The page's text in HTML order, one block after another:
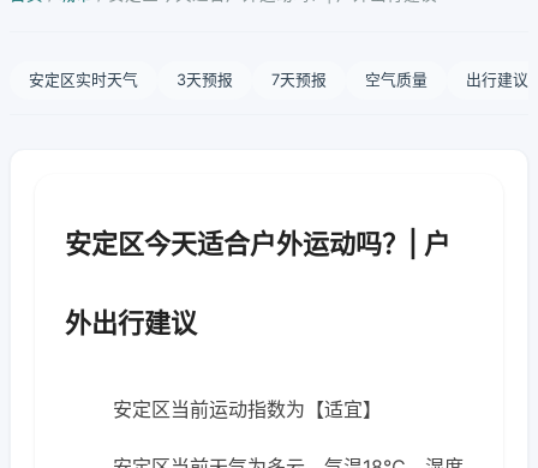
安定区实时天气 3天预报 7天预报 空气质量 出行建议
安定区今天适合户外运动吗？| 户
外出行建议
安定区当前运动指数为【适宜】